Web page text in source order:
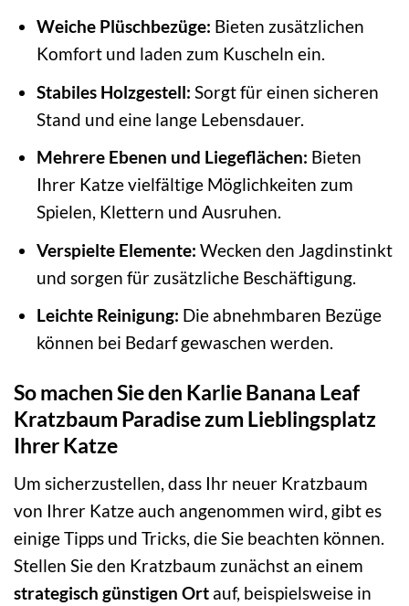
Weiche Plüschbezüge: Bieten zusätzlichen
Komfort und laden zum Kuscheln ein.
Stabiles Holzgestell: Sorgt für einen sicheren
Stand und eine lange Lebensdauer.
Mehrere Ebenen und Liegeflächen: Bieten
Ihrer Katze vielfältige Möglichkeiten zum
Spielen, Klettern und Ausruhen.
Verspielte Elemente: Wecken den Jagdinstinkt
und sorgen für zusätzliche Beschäftigung.
Leichte Reinigung: Die abnehmbaren Bezüge
können bei Bedarf gewaschen werden.
So machen Sie den Karlie Banana Leaf
Kratzbaum Paradise zum Lieblingsplatz
Ihrer Katze
Um sicherzustellen, dass Ihr neuer Kratzbaum
von Ihrer Katze auch angenommen wird, gibt es
einige Tipps und Tricks, die Sie beachten können.
Stellen Sie den Kratzbaum zunächst an einem
strategisch günstigen Ort auf, beispielsweise in